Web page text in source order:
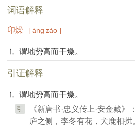
词语解释
卬燥 [ áng zào ]
⒈ 谓地势高而干燥。
引证解释
⒈ 谓地势高而干燥。
引
《新唐书·忠义传上·安金藏》
庐之侧，李冬有花，犬鹿相扰